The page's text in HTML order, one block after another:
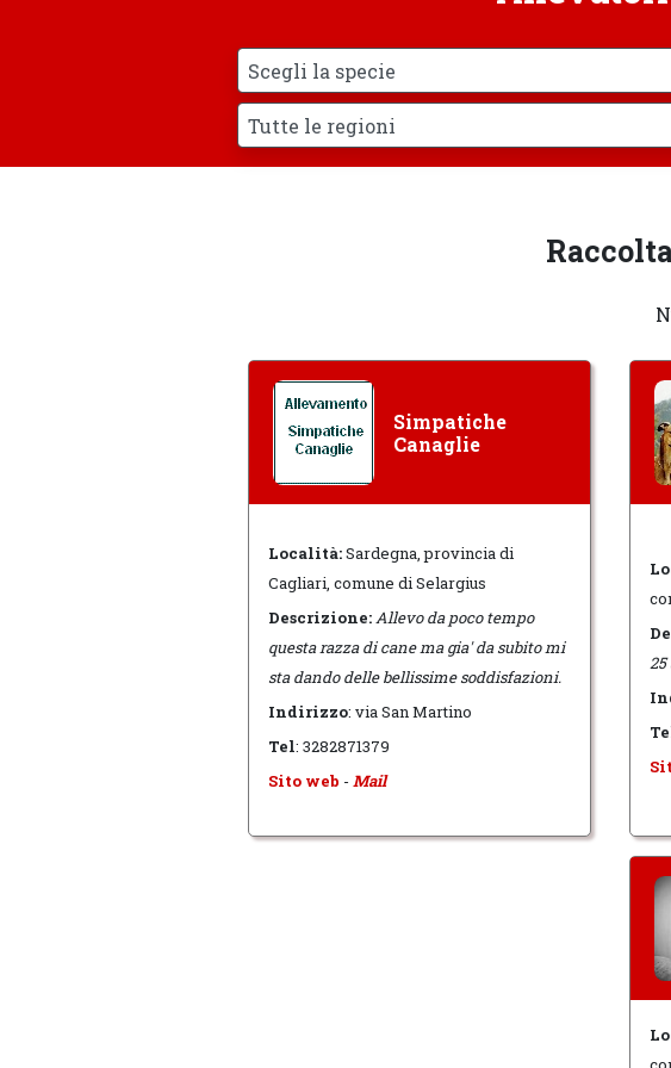
Simpatiche
Canaglie
Località:Sardegna, provincia di
Cagliari, comune di Selargius
Descrizione:Allevo da poco tempo
questa razza di cane ma gia' da subito mi
sta dando delle bellissime soddisfazioni.
Indirizzo: via San Martino
Tel: 3282871379
Sito web - Mail